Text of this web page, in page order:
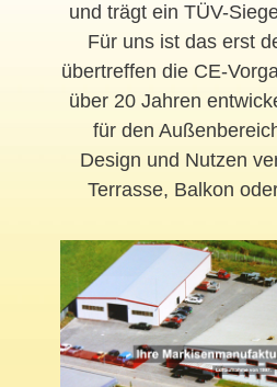
und trägt ein TÜV-
Für uns ist das erst
übertreffen die CE-
über 20 Jahren
für den
Design und Nutzen
Terrasse, Balkon